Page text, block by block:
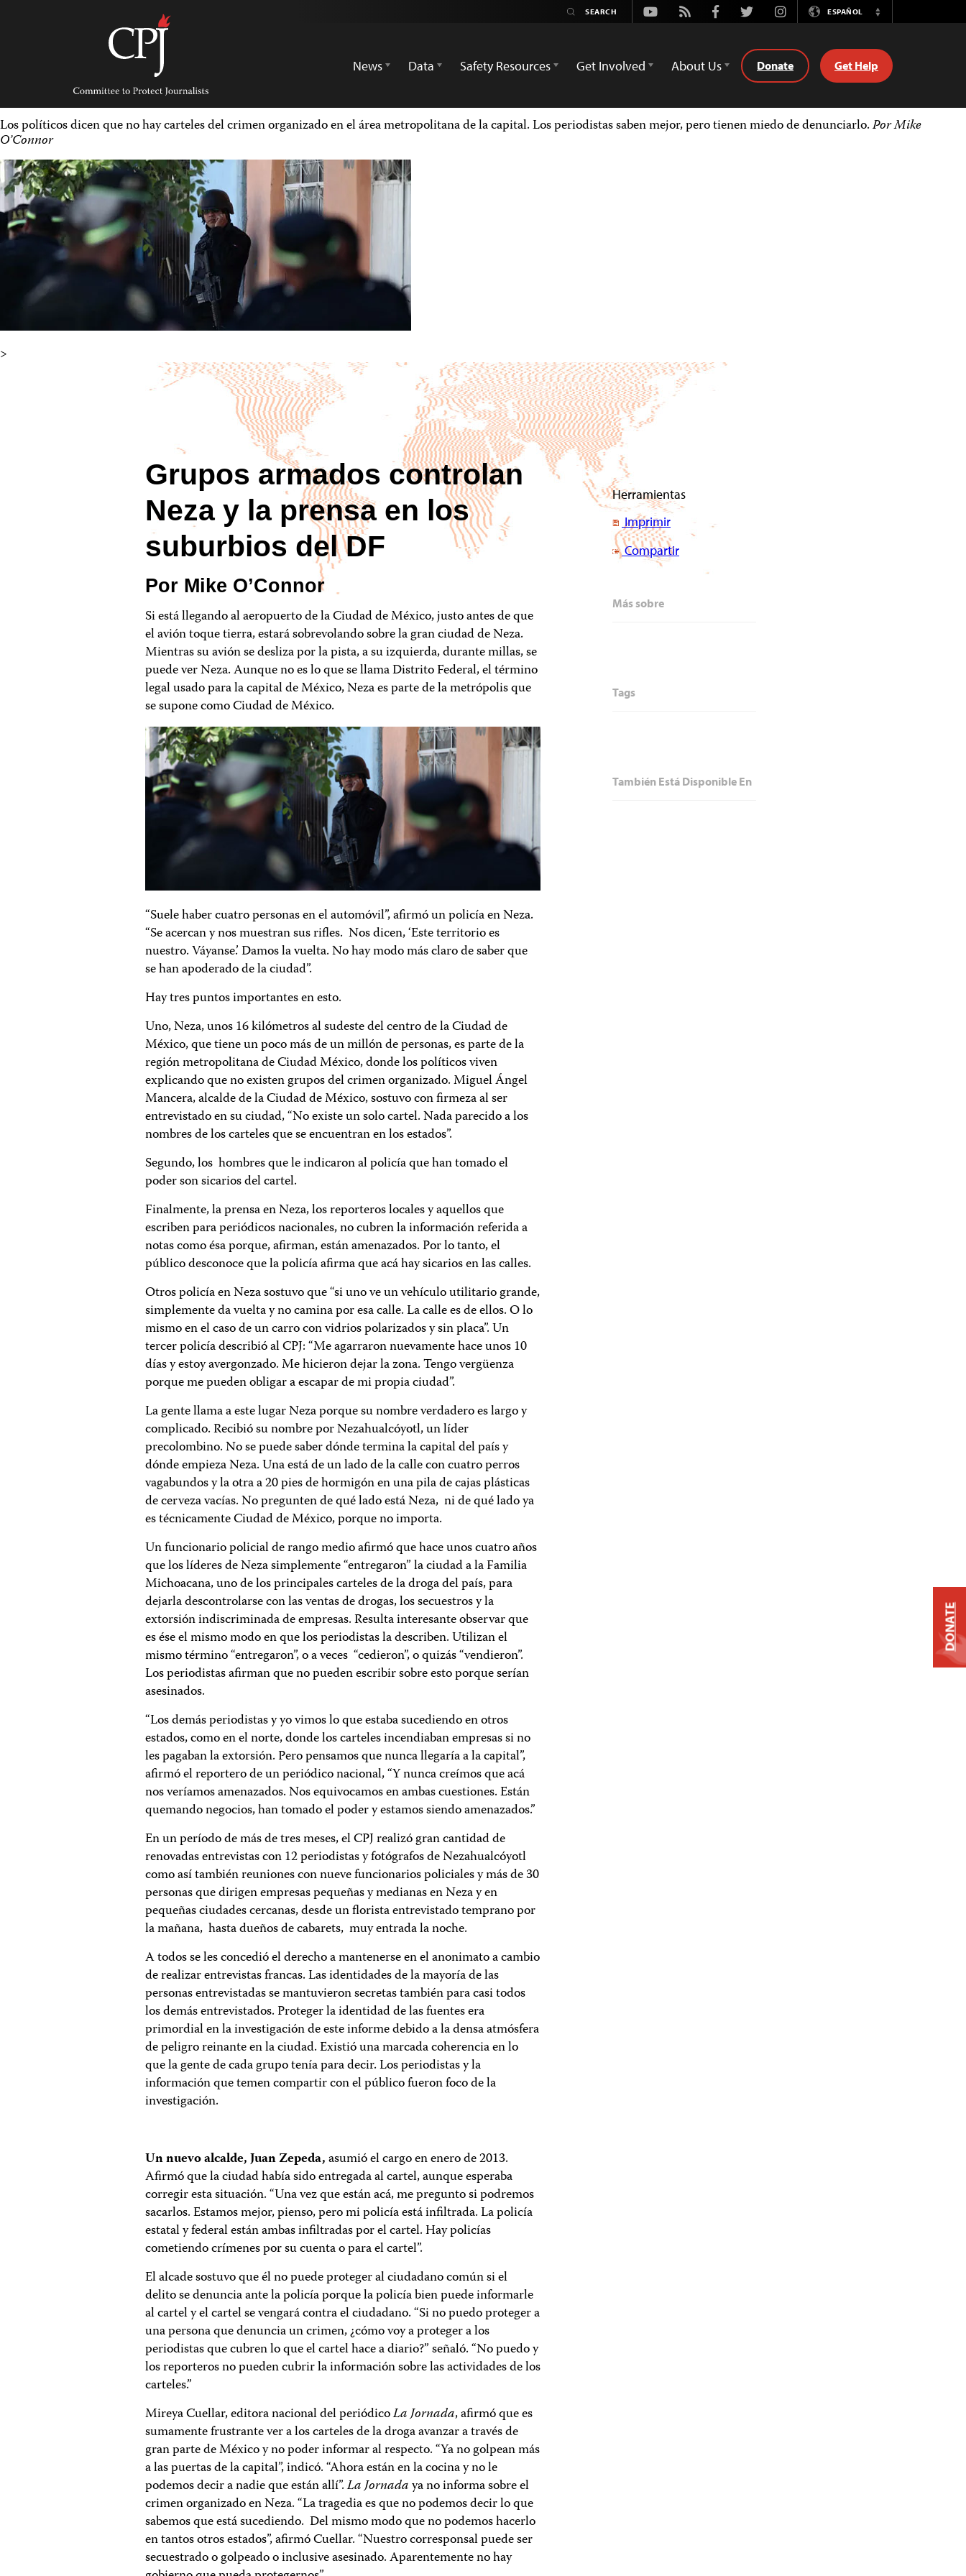
Committee
Protect
Journalists
Youtube
Rss FacebookTwitterInstagramESPAÑOL
Switch
News
Data Safety Resources Get Involved About Us Donate Get Help
Los políticos dicen que no hay carteles del crimen organizado en el área metropolitana de la capital. Los periodistas saben mejor, pero tienen miedo de denunciarlo.Por Mike
O’Connor
>
Grupos armados controlan
Neza y la prensa en los
suburbios del DF
Por Mike O’Connor
Si está llegando al aeropuerto de la Ciudad de México, justo antes de que
el avión toque tierra, estará sobrevolando sobre la gran ciudad de Neza.
Mientras su avión se desliza por la pista, a su izquierda, durante millas, se
puede ver Neza. Aunque no es lo que se llama Distrito Federal, el término
legal usado para la capital de México, Neza es parte de la metrópolis que
se supone como Ciudad de México.
“Suele haber cuatro personas en el automóvil”, afirmó un policía en Neza.
“Se acercan y nos muestran sus rifles. Nos dicen, ‘Este territorio es
nuestro. Váyanse.’ Damos la vuelta. No hay modo más claro de saber que
se han apoderado de la ciudad”.
Hay tres puntos importantes en esto.
Uno, Neza, unos 16 kilómetros al sudeste del centro de la Ciudad de
México, que tiene un poco más de un millón de personas, es parte de la
región metropolitana de Ciudad México, donde los políticos viven
explicando que no existen grupos del crimen organizado. Miguel Ángel
Mancera, alcalde de la Ciudad de México, sostuvo con firmeza al ser
entrevistado en su ciudad, “No existe un solo cartel. Nada parecido a los
nombres de los carteles que se encuentran en los estados”.
Segundo, los hombres que le indicaron al policía que han tomado el
poder son sicarios del cartel.
Finalmente, la prensa en Neza, los reporteros locales y aquellos que
escriben para periódicos nacionales, no cubren la información referida a
notas como ésa porque, afirman, están amenazados. Por lo tanto, el
público desconoce que la policía afirma que acá hay sicarios en las calles.
Otros policía en Neza sostuvo que “si uno ve un vehículo utilitario grande,
simplemente da vuelta y no camina por esa calle. La calle es de ellos. O lo
mismo en el caso de un carro con vidrios polarizados y sin placa”. Un
tercer policía describió al CPJ: “Me agarraron nuevamente hace unos 10
días y estoy avergonzado. Me hicieron dejar la zona. Tengo vergüenza
porque me pueden obligar a escapar de mi propia ciudad”.
La gente llama a este lugar Neza porque su nombre verdadero es largo y
complicado. Recibió su nombre por Nezahualcóyotl, un líder
precolombino. No se puede saber dónde termina la capital del país y
dónde empieza Neza. Una está de un lado de la calle con cuatro perros
vagabundos y la otra a 20 pies de hormigón en una pila de cajas plásticas
de cerveza vacías. No pregunten de qué lado está Neza, ni de qué lado ya
es técnicamente Ciudad de México, porque no importa.
Un funcionario policial de rango medio afirmó que hace unos cuatro años
que los líderes de Neza simplemente “entregaron” la ciudad a la Familia
Michoacana, uno de los principales carteles de la droga del país, para
dejarla descontrolarse con las ventas de drogas, los secuestros y la
extorsión indiscriminada de empresas. Resulta interesante observar que
es ése el mismo modo en que los periodistas la describen. Utilizan el
mismo término “entregaron”, o a veces “cedieron”, o quizás “vendieron”.
Los periodistas afirman que no pueden escribir sobre esto porque serían
asesinados.
“Los demás periodistas y yo vimos lo que estaba sucediendo en otros
estados, como en el norte, donde los carteles incendiaban empresas si no
les pagaban la extorsión. Pero pensamos que nunca llegaría a la capital”,
afirmó el reportero de un periódico nacional, “Y nunca creímos que acá
nos veríamos amenazados. Nos equivocamos en ambas cuestiones. Están
quemando negocios, han tomado el poder y estamos siendo amenazados.”
En un período de más de tres meses, el CPJ realizó gran cantidad de
renovadas entrevistas con 12 periodistas y fotógrafos de Nezahualcóyotl
como así también reuniones con nueve funcionarios policiales y más de 30
personas que dirigen empresas pequeñas y medianas en Neza y en
pequeñas ciudades cercanas, desde un florista entrevistado temprano por
la mañana, hasta dueños de cabarets, muy entrada la noche.
A todos se les concedió el derecho a mantenerse en el anonimato a cambio
de realizar entrevistas francas. Las identidades de la mayoría de las
personas entrevistadas se mantuvieron secretas también para casi todos
los demás entrevistados. Proteger la identidad de las fuentes era
primordial en la investigación de este informe debido a la densa atmósfera
de peligro reinante en la ciudad. Existió una marcada coherencia en lo
que la gente de cada grupo tenía para decir. Los periodistas y la
información que temen compartir con el público fueron foco de la
investigación.
Un nuevo alcalde, Juan Zepeda,asumió el cargo en enero de 2013.
Afirmó que la ciudad había sido entregada al cartel, aunque esperaba
corregir esta situación. “Una vez que están acá, me pregunto si podremos
sacarlos. Estamos mejor, pienso, pero mi policía está infiltrada. La policía
estatal y federal están ambas infiltradas por el cartel. Hay policías
cometiendo crímenes por su cuenta o para el cartel”.
El alcade sostuvo que él no puede proteger al ciudadano común si el
delito se denuncia ante la policía porque la policía bien puede informarle
al cartel y el cartel se vengará contra el ciudadano. “Si no puedo proteger a
una persona que denuncia un crimen, ¿cómo voy a proteger a los
periodistas que cubren lo que el cartel hace a diario?” señaló. “No puedo y
los reporteros no pueden cubrir la información sobre las actividades de los
carteles.”
Mireya Cuellar, editora nacional del periódicoLa Jornada, afirmó que es
sumamente frustrante ver a los carteles de la droga avanzar a través de
gran parte de México y no poder informar al respecto. “Ya no golpean más
a las puertas de la capital”, indicó. “Ahora están en la cocina y no le
podemos decir a nadie que están allí”.La Jornadaya no informa sobre el
crimen organizado en Neza. “La tragedia es que no podemos decir lo que
sabemos que está sucediendo. Del mismo modo que no podemos hacerlo
en tantos otros estados”, afirmó Cuellar. “Nuestro corresponsal puede ser
secuestrado o golpeado o inclusive asesinado. Aparentemente no hay
Herramientas
Imprimir
Compartir
Más sobre
Tags
También Está Disponible En
DONATE